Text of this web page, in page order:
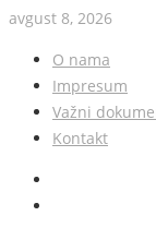
avgust 8, 2026
O nama
Impresum
Važni
Kontakt